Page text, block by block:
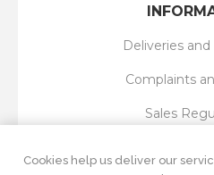
Deliveries
Complaints
Sales
Cookies help us deliver our